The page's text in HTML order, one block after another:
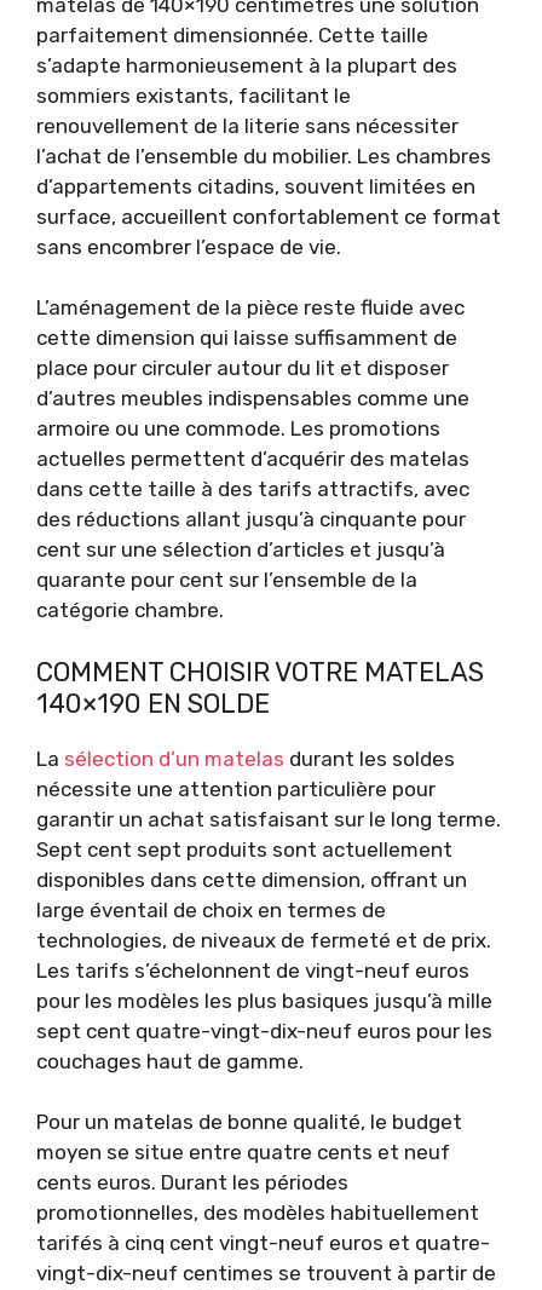
parfaitement dimensionnée. Cette taille
s’adapte harmonieusement à la plupart des
sommiers existants, facilitant le
renouvellement de la literie sans nécessiter
l’achat de l’ensemble du mobilier. Les chambres
d’appartements citadins, souvent limitées en
surface, accueillent confortablement ce format
sans encombrer l’espace de vie.
L’aménagement de la pièce reste fluide avec
cette dimension qui laisse suffisamment de
place pour circuler autour du lit et disposer
d’autres meubles indispensables comme une
armoire ou une commode. Les promotions
actuelles permettent d’acquérir des matelas
dans cette taille à des tarifs attractifs, avec
des réductions allant jusqu’à cinquante pour
cent sur une sélection d’articles et jusqu’à
quarante pour cent sur l’ensemble de la
catégorie chambre.
COMMENT CHOISIR VOTRE MATELAS
140×190 EN SOLDE
La sélection d’un matelas durant les soldes
nécessite une attention particulière pour
garantir un achat satisfaisant sur le long terme.
Sept cent sept produits sont actuellement
disponibles dans cette dimension, offrant un
large éventail de choix en termes de
technologies, de niveaux de fermeté et de prix.
Les tarifs s’échelonnent de vingt-neuf euros
pour les modèles les plus basiques jusqu’à mille
sept cent quatre-vingt-dix-neuf euros pour les
couchages haut de gamme.
Pour un matelas de bonne qualité, le budget
moyen se situe entre quatre cents et neuf
cents euros. Durant les périodes
promotionnelles, des modèles habituellement
tarifés à cinq cent vingt-neuf euros et quatre-
vingt-dix-neuf centimes se trouvent à partir de